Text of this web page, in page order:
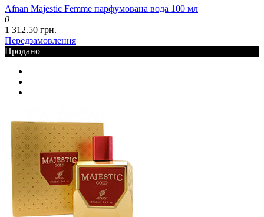
Afnan Majestic Femme парфумована вода 100 мл
0
1 312.50 грн.
Передзамовлення
Продано